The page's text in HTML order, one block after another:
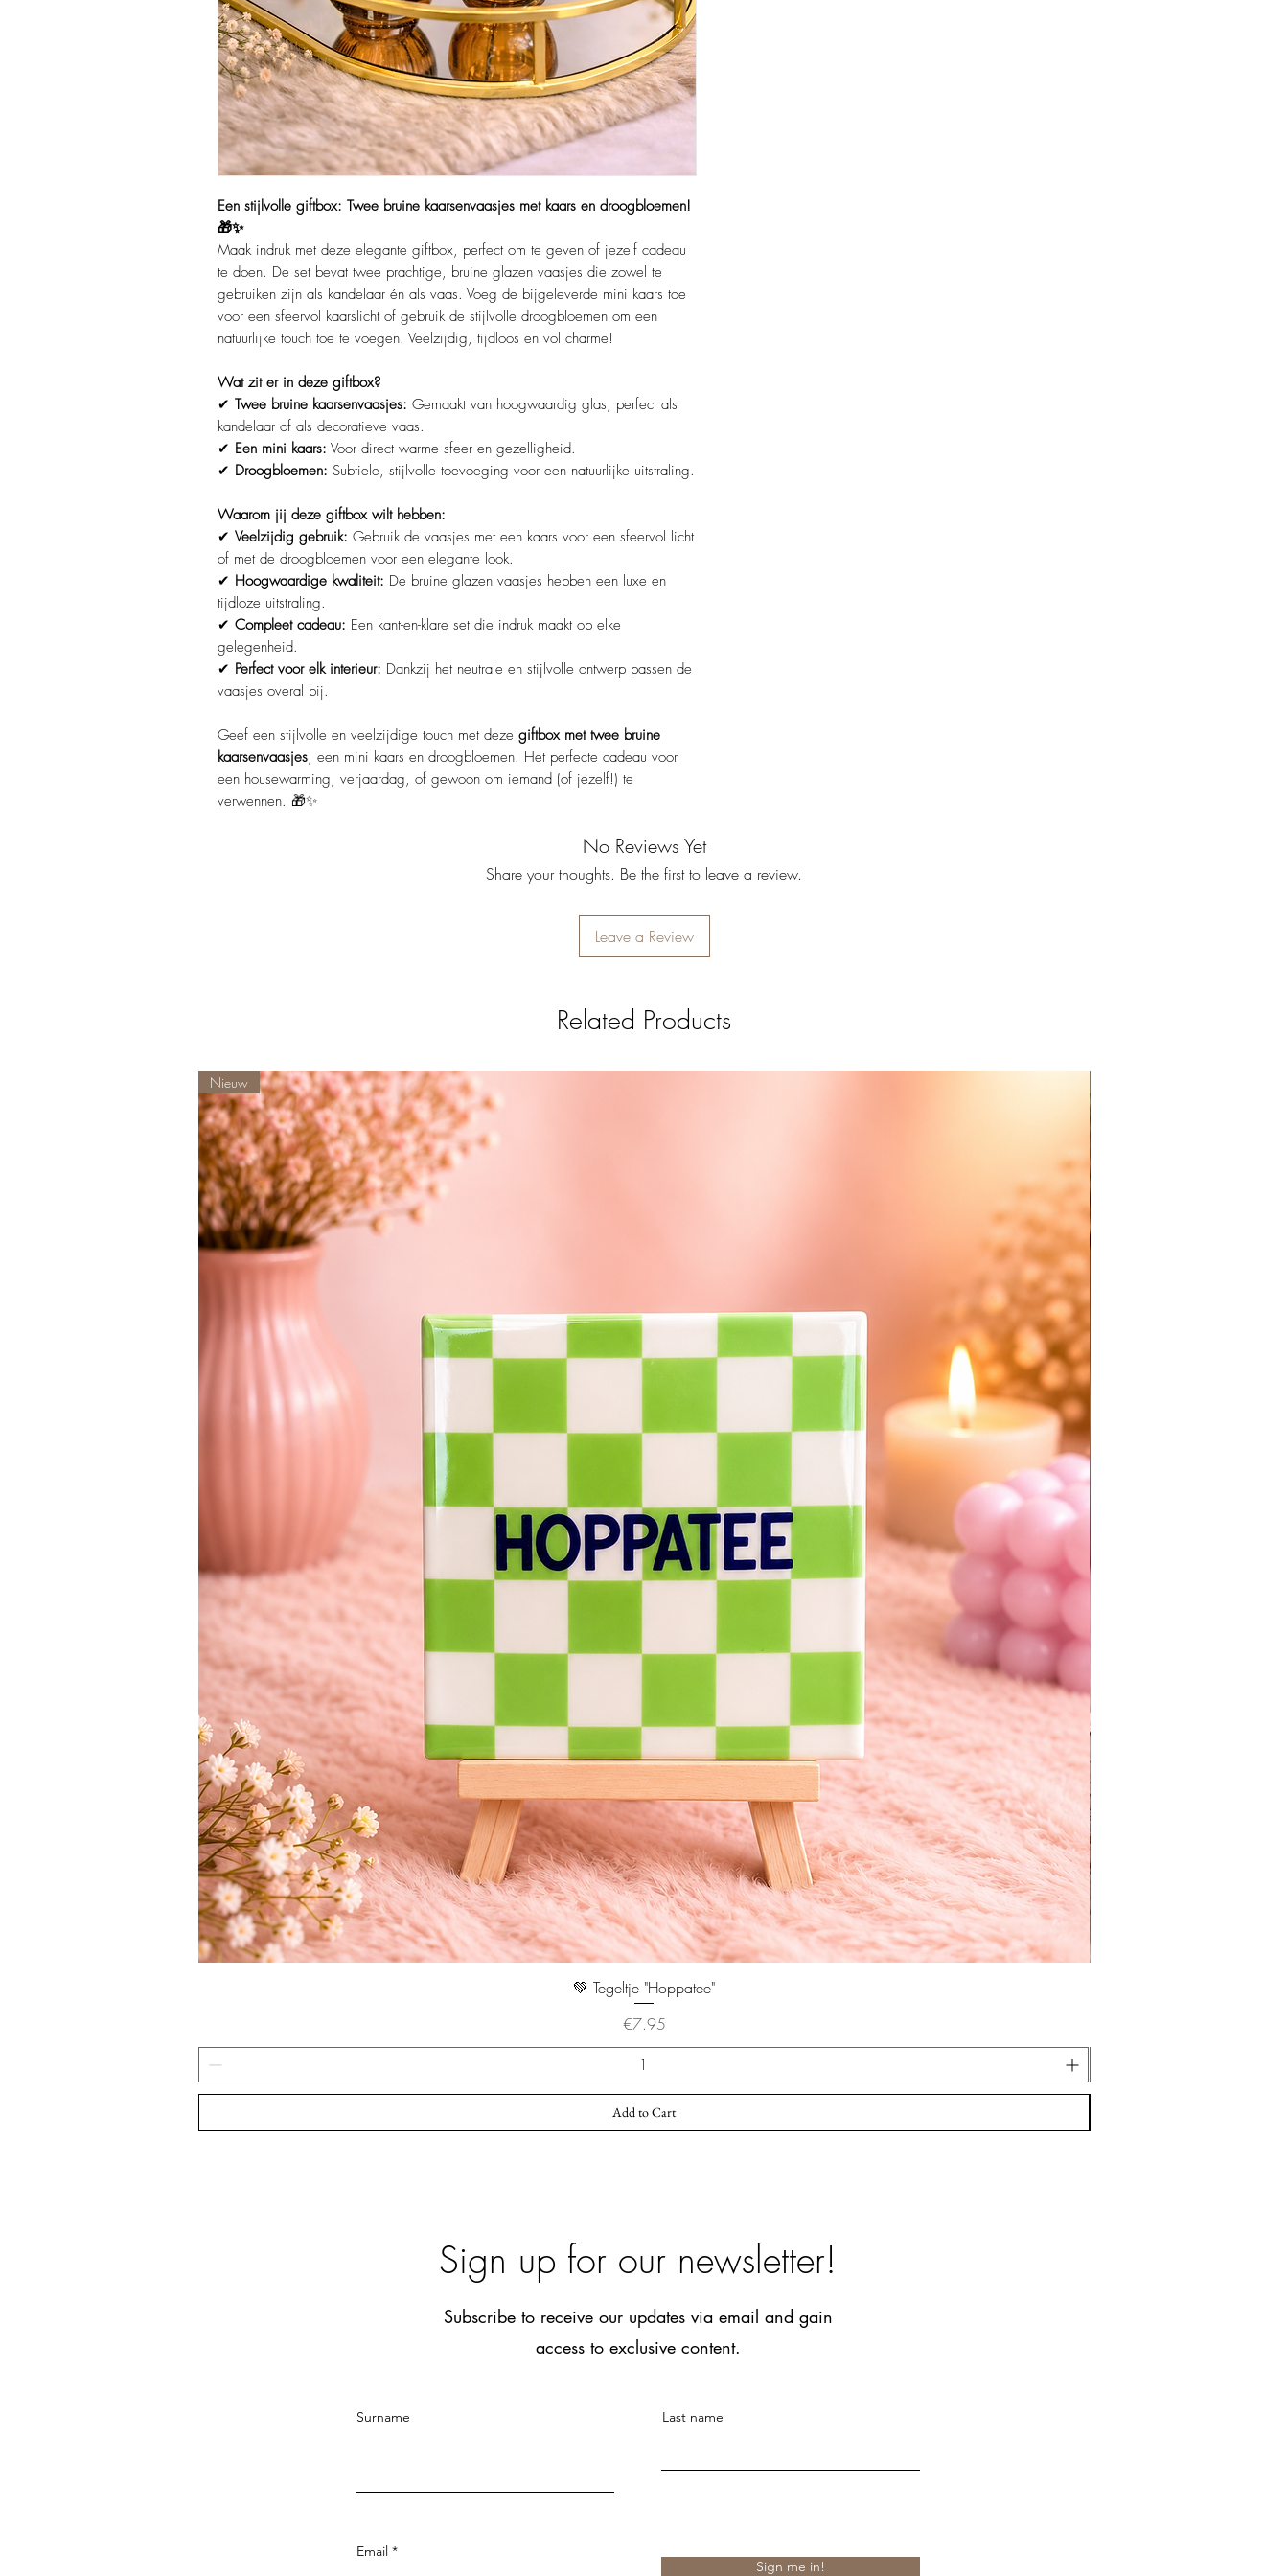
Een stijlvolle giftbox: Twee bruine kaarsenvaasjes met kaars en droogbloemen!
🎁✨
Maak indruk met deze elegante giftbox, perfect om te geven of jezelf cadeau
te doen. De set bevat twee prachtige, bruine glazen vaasjes die zowel te
gebruiken zijn als kandelaar én als vaas. Voeg de bijgeleverde mini kaars toe
voor een sfeervol kaarslicht of gebruik de stijlvolle droogbloemen om een
natuurlijke touch toe te voegen. Veelzijdig, tijdloos en vol charme!
Wat zit er in deze giftbox?
✔ Twee bruine kaarsenvaasjes: Gemaakt van hoogwaardig glas, perfect als
kandelaar of als decoratieve vaas.
✔ Een mini kaars: Voor direct warme sfeer en gezelligheid.
✔ Droogbloemen: Subtiele, stijlvolle toevoeging voor een natuurlijke uitstraling.
Waarom jij deze giftbox wilt hebben:
✔ Veelzijdig gebruik: Gebruik de vaasjes met een kaars voor een sfeervol licht
of met de droogbloemen voor een elegante look.
✔ Hoogwaardige kwaliteit: De bruine glazen vaasjes hebben een luxe en
tijdloze uitstraling.
✔ Compleet cadeau: Een kant-en-klare set die indruk maakt op elke
gelegenheid.
✔ Perfect voor elk interieur: Dankzij het neutrale en stijlvolle ontwerp passen de
vaasjes overal bij.
Geef een stijlvolle en veelzijdige touch met deze giftbox met twee bruine
kaarsenvaasjes, een mini kaars en droogbloemen. Het perfecte cadeau voor
een housewarming, verjaardag, of gewoon om iemand (of jezelf!) te
verwennen. 🎁✨
No Reviews Yet
Share your thoughts. Be the first to leave a review.
Leave a Review
Related Products
Nieuw
💚 Tegeltje "Hoppatee"
Price
€7.95
Add to Cart
Sign up for our newsletter!
Subscribe to receive our updates via email and gain
access to exclusive content.
Surname Last name
Email
Sign me in!